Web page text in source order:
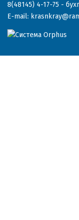
8(48145) 4-17-75 -
E-mail: